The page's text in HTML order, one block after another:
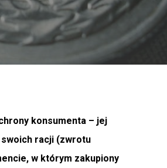
konsumenta – jej
racji (zwrotu
w którym zakupiony